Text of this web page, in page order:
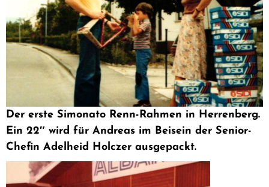
Der erste Simonato Renn-Rahmen in Herrenberg.
Ein 22″ wird für Andreas im Beisein der Senior-
Chefin Adelheid Holczer ausgepackt.